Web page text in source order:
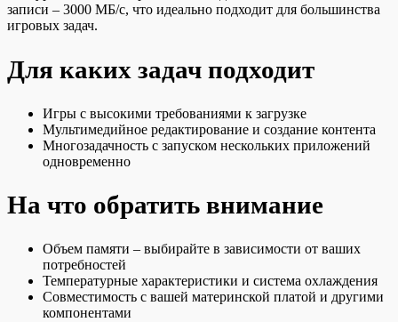
записи – 3000 МБ/с, что идеально подходит для большинства
игровых задач.
Для каких задач подходит
Игры с высокими требованиями к загрузке
Мультимедийное редактирование и создание контента
Многозадачность с запуском нескольких приложений
одновременно
На что обратить внимание
Объем памяти – выбирайте в зависимости от ваших
потребностей
Температурные характеристики и система охлаждения
Совместимость с вашей материнской платой и другими
компонентами